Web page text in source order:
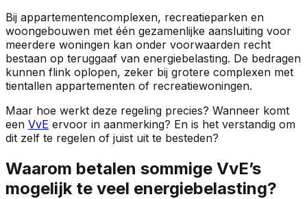
Bij appartementencomplexen, recreatieparken en
woongebouwen met één gezamenlijke aansluiting voor
meerdere woningen kan onder voorwaarden recht
bestaan op teruggaaf van energiebelasting. De bedragen
kunnen flink oplopen, zeker bij grotere complexen met
tientallen appartementen of recreatiewoningen.
Maar hoe werkt deze regeling precies? Wanneer komt
een VvE ervoor in aanmerking? En is het verstandig om
dit zelf te regelen of juist uit te besteden?
Waarom betalen sommige VvE’s
mogelijk te veel energiebelasting?